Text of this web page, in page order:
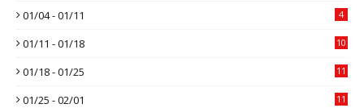
01/04 - 01/11 4
01/11 - 01/18 10
01/18 - 01/25 11
01/25 - 02/01 11